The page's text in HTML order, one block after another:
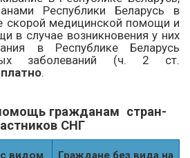
Республики Беларусь в
скорой медицинской помощи и
в случае возникновения у них
в Республике Беларусь
заболеваний (ч. 2 ст.
.
гражданам стран-
СНГ
видом
Граждане без вида на